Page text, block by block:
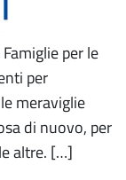
per le
per
meraviglie
di nuovo, per
altre. […]